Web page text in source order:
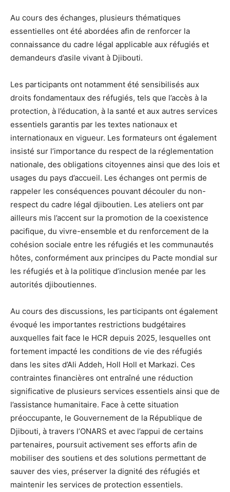
Au cours des échanges, plusieurs thématiques
essentielles ont été abordées afin de renforcer la
connaissance du cadre légal applicable aux réfugiés et
demandeurs d’asile vivant à Djibouti.
Les participants ont notamment été sensibilisés aux
droits fondamentaux des réfugiés, tels que l’accès à la
protection, à l’éducation, à la santé et aux autres services
essentiels garantis par les textes nationaux et
internationaux en vigueur. Les formateurs ont également
insisté sur l’importance du respect de la réglementation
nationale, des obligations citoyennes ainsi que des lois et
usages du pays d’accueil. Les échanges ont permis de
rappeler les conséquences pouvant découler du non-
respect du cadre légal djiboutien. Les ateliers ont par
ailleurs mis l’accent sur la promotion de la coexistence
pacifique, du vivre-ensemble et du renforcement de la
cohésion sociale entre les réfugiés et les communautés
hôtes, conformément aux principes du Pacte mondial sur
les réfugiés et à la politique d’inclusion menée par les
autorités djiboutiennes.
Au cours des discussions, les participants ont également
évoqué les importantes restrictions budgétaires
auxquelles fait face le HCR depuis 2025, lesquelles ont
fortement impacté les conditions de vie des réfugiés
dans les sites d’Ali Addeh, Holl Holl et Markazi. Ces
contraintes financières ont entraîné une réduction
significative de plusieurs services essentiels ainsi que de
l’assistance humanitaire. Face à cette situation
préoccupante, le Gouvernement de la République de
Djibouti, à travers l’ONARS et avec l’appui de certains
partenaires, poursuit activement ses efforts afin de
mobiliser des soutiens et des solutions permettant de
sauver des vies, préserver la dignité des réfugiés et
maintenir les services de protection essentiels.